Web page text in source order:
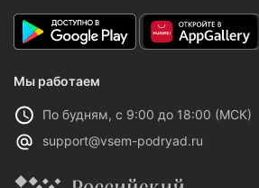
Мы работаем
По будням, с 9:00 до 18:00 (МСК)
support@vsem-podryad.ru